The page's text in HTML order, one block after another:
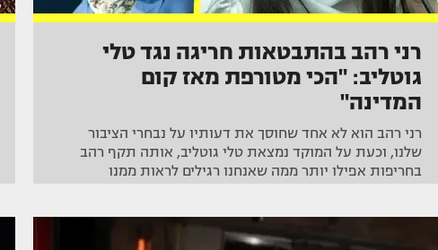
רני רהב בהתבטאות חריגה נגד טלי
גוטליב: "הכי מטורפת מאז קום
המדינה"
רני רהב הוא לא אחד שחוסך את דעותיו על נבחרי הציבור
שלנו, וכעת על המוקד נמצאת טלי גוטליב, אותה תקף רהב
בחריפות אפילו יותר ממה שאנחנו רגילים לראות ממנו